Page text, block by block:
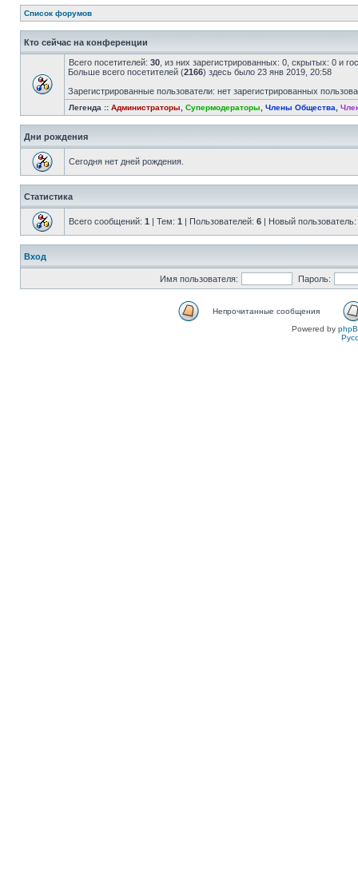
Список форумов
Кто сейчас на конференции
Всего посетителей: 30 , из них зарегистрированных: 0, скрытых: 0 и
Больше всего посетителей (2166) здесь было 23 янв 2019, 20:58
Зарегистрированные пользователи: нет зарегистрированных
Легенда :: Администраторы Супермодераторы Члены Общества
Дни рождения
Сегодня нет дней рождения.
Статистика
Всего сообщений: 1 | Тем: 1 | Пользователей: 6 | Новый пользователь:
Вход
Имя пользователя: Пароль:
Непрочитанные сообщения
Powered by